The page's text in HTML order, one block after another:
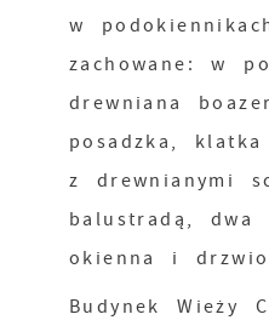
w
zachowane: w
drewniana
posadzka, klatka
z drewnianymi
balustradą,
okienna i
Budynek Wieży